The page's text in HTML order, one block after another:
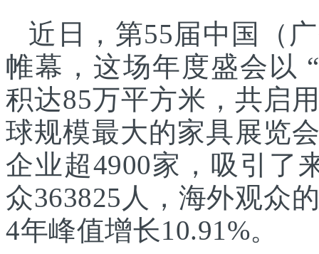
近日，第55届中国（
帷幕，这场年度盛会以
积达85万平方米，共启
球规模最大的家具展览
企业超4900家，吸引了
众363825人，海外观众
4年峰值增长10.91%。